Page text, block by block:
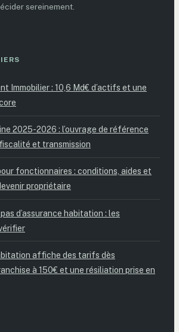
sereinement.
Immobilier : 10,6 Md€ d’actifs et une
2025-2026 : l’ouvrage de référence
et transmission
fonctionnaires : conditions, aides et
propriétaire
d’assurance habitation : les
affiche des tarifs dès
à 150€ et une résiliation prise en